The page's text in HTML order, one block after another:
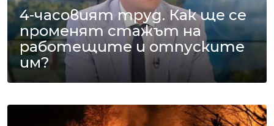
4-часовият труд. Как ще се
променят стажът на
работещите и отпуските
им?